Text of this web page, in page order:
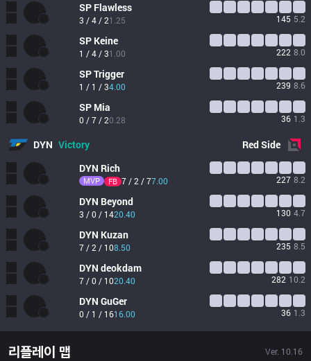
SP Flawless
3 / 4 / 21.25 145 5.2
SP Keine
1 / 4 / 31.00 222 8.0
SPTrigger
1 / 1 / 34.00 239 8.6
SP Mia
0 / 7 / 20.28 36 1.3
DYN Victory RedSide
DYN Rich
MVP FB 7 / 2 / 77.00 227 8.2
DYN Beyond
3 / 0 / 1420.40 130 4.7
DYN Kuzan
7 / 2 / 108.50 235 8.5
DYN deokdam
7 / 0 / 1020.40 282 10.2
DYN GuGer
0 / 1 / 1616.00 36 1.3
리플레이 맵 Ver. 10.16